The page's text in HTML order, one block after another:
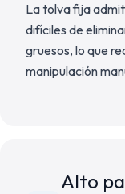
La tolva fija
difíciles de
gruesos, lo que
manipulación
Alto